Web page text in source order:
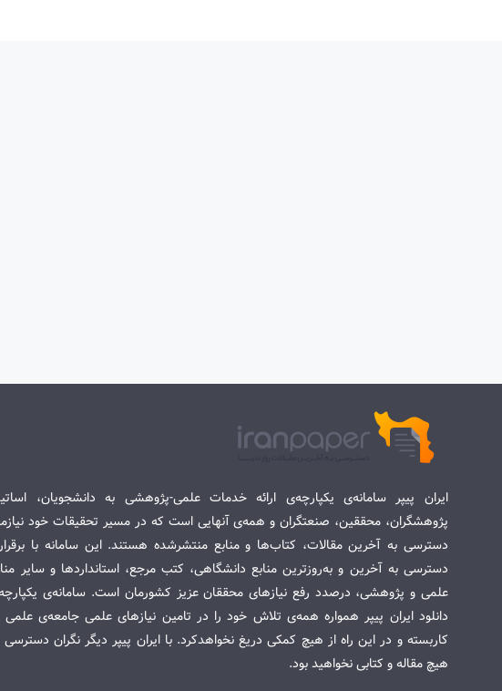
ایران پیپر سامانه‌ی یکپارچه‌ی ارائه خدمات علمی-پژوهشی به دانشجویان،
پژوهشگران، محققین، صنعتگران و همه‌ی آنهایی است که در مسیر تحقیقات خود
دسترسی به آخرین مقالات، کتاب‌ها و منابع منتشرشده هستند. این سامانه با
دسترسی به آخرین و به‌روزترین منابع دانشگاهی، کتب مرجع، استانداردها و سایر
علمی و پژوهشی، درصدد رفع نیازهای محققان عزیز کشورمان است. سامانه‌ی
دانلود ایران پیپر همواره همه‌ی تلاش خود را در تامین نیازهای علمی جامعه‌ی علمی
کاربسته و در این راه از هیچ کمکی دریغ نخواهدکرد. با ایران پیپر دیگر نگران دسترسی
هیچ مقاله و کتابی نخواهید بود.